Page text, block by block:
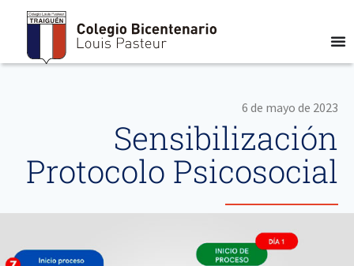
6 de mayo de 2023
Sensibilización
Protocolo Psicosocial